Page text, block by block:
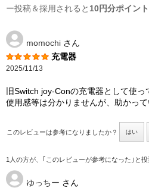
ー投稿＆採用されると 10円分ポイント
momochi さん
充電器
2025/11/13
旧Switch joy-Conの充電器として使
使用感等は分かりませんが、助かって
このレビューは参考になりましたか？ はい
1人の方が、｢このレビューが参考になった｣と投
ゆっちー さん